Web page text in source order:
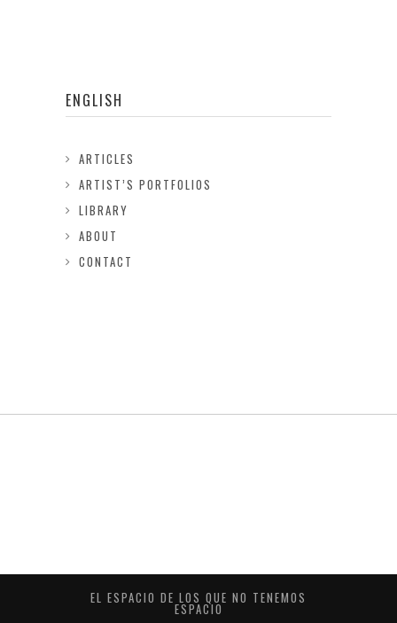
ENGLISH
ARTICLES
ARTIST’S PORTFOLIOS
LIBRARY
ABOUT
CONTACT
EL ESPACIO DE LOS QUE NO TENEMOS
ESPACIO